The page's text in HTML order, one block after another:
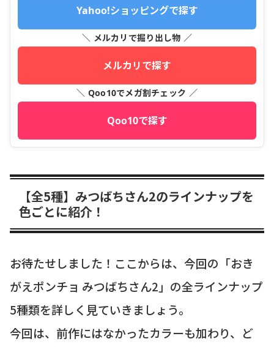
Yahoo!ショッピングで探す
＼ メルカリで掘り出し物 ／
メルカリで探す
＼ Qoo10でメガ割チェック ／
Qoo10で探す
【全5種】みつばちさん2のラインナップを
色ごとに紹介！
お待たせしました！ここからは、今回の「おき
がえポンチョ みつばちさん2」の全ラインナップ
5種類を詳しく見ていきましょう。
今回は、前作にはなかったカラーも加わり、ど